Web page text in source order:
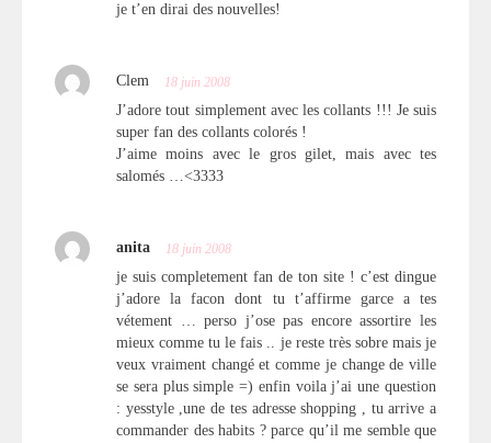
je t’en dirai des nouvelles!
Clem 18 juin 2008
J’adore tout simplement avec les collants !!! Je suis
super fan des collants colorés !
J’aime moins avec le gros gilet, mais avec tes
salomés …<3333
anita 18 juin 2008
je suis completement fan de ton site ! c’est dingue
j’adore la facon dont tu t’affirme garce a tes
vétement … perso j’ose pas encore assortire les
mieux comme tu le fais .. je reste très sobre mais je
veux vraiment changé et comme je change de ville
se sera plus simple =) enfin voila j’ai une question
: yesstyle ,une de tes adresse shopping , tu arrive a
commander des habits ? parce qu’il me semble que